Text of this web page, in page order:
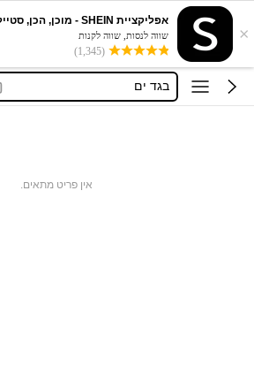
×
אפליקציית SHEIN - מוכן, הכן, סטייל!
שווה לנסות, שווה לקנות
(1,345)
סקוישים
anewsta שמלות
בגד ים
אין פריט מתאים.